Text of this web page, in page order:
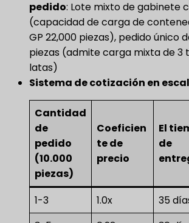
pedido​: Lote mixto de gabinete
(capacidad de carga de
GP 22,000 piezas), pedido único
piezas (admite carga mixta de 3
latas)
Sistema de cotización en
Cantidad
de
pedido
(10.000
piezas)
Coeficien
te de
precio
El
de
1-3 1.0x
35